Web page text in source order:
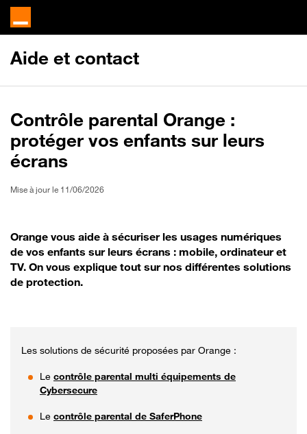
Aide et contact
Contrôle parental Orange :
protéger vos enfants sur leurs
écrans
Mise à jour le 11/06/2026
Orange vous aide à sécuriser les usages numériques
de vos enfants sur leurs écrans : mobile, ordinateur et
TV. On vous explique tout sur nos différentes solutions
de protection.
Les solutions de sécurité proposées par Orange :
Le contrôle parental multi équipements de
Cybersecure
Le contrôle parental de SaferPhone